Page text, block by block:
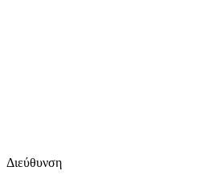
Διεύθυνση